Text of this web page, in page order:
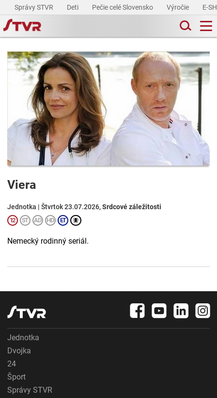
Správy STVR Deti Pečie celé Slovensko Výročie E-
Viera
Jednotka | Štvrtok 23.07.2026,Srdcové záležitosti
Nemecký rodinný seriál.
Jednotka
Dvojka
24
Šport
Správy STVR